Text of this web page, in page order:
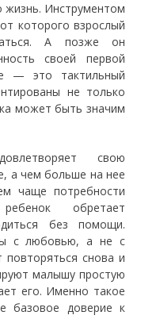
жизнь. Инструментом
которого взрослый
А позже он
своей первой
— это тактильный
не только
может быть значим
свою
а чем больше на нее
чаще потребности
обретает
без помощи.
с любовью, а не с
повторяться снова и
малышу простую
его. Именно такое
базовое доверие к